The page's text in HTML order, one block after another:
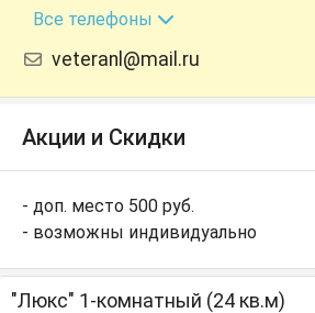
+7 (918) 401-54-44
Все телефоны
veteranl@mail.ru
Акции и Скидки
- доп. место 500 руб.
- возможны индивидуально
"Люкс" 1-комнатный (24 кв.м)